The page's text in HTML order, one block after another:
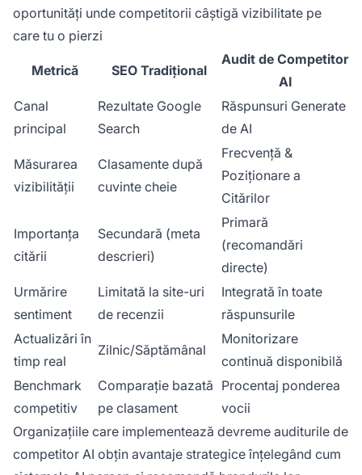
oportunități unde competitorii câștigă vizibilitate pe
care tu o pierzi
Metrică SEO Tradițional
Audit de Competitor
AI
Canal
principal
Rezultate Google
Search
Răspunsuri Generate
de AI
Măsurarea
vizibilității
Clasamente după
cuvinte cheie
Frecvență &
Poziționare a
Citărilor
Importanța
citării
Secundară (meta
descrieri)
Primară
(recomandări
directe)
Urmărire
sentiment
Limitată la site-uri
de recenzii
Integrată în toate
răspunsurile
Actualizări în
timp real
Zilnic/Săptămânal
Monitorizare
continuă disponibilă
Benchmark
competitiv
Comparație bazată
pe clasament
Procentaj ponderea
vocii
Organizațiile care implementează devreme auditurile de
competitor AI obțin avantaje strategice înțelegând cum